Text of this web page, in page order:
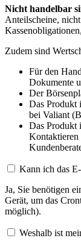
Nicht handelbar
Anteilscheine,
Zudem sind
Für den
Dokumente
Der
Das Produkt
bei Valiant
Das Produkt
Kontaktieren
Kann ich das
Ja, Sie benötigen
Gerät, um das
möglich).
Weshalb ist